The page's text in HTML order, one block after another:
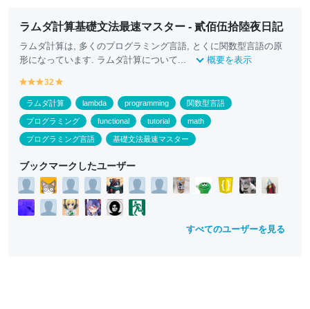
ラムダ計算基礎文法最速マスター - 貳佰伍拾陸夜日記
ラムダ計算は, 多くのプログラミング言語, とくに関数型言語の原
形になっています. ラムダ計算について...
概要を表示
y
e
ll
o
w
y
e
ll
o
w
y
e
ll
o
w
32
e
ll
o
w
ラムダ計算 lambda programming 関数型言語
プログラミング functional tutorial math
プログラミング言語 基礎文法最速マスター
ブックマークしたユーザー
すべてのユーザーを見る